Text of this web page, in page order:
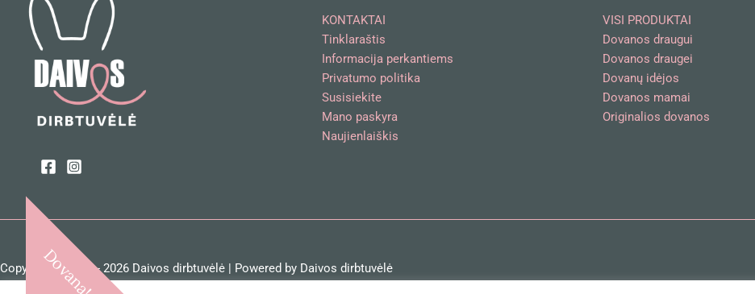
KONTAKTAI
Tinklaraštis
Informacija perkantiems
Privatumo politika
Susisiekite
Mano paskyra
Naujienlaiškis
VISI PRODUKTAI
Dovanos draugui
Dovanos draugei
Dovanų idėjos
Dovanos mamai
Originalios dovanos
Copyright © 2018 - 2026 Daivos dirbtuvėlė | Powered by Daivos dirbtuvėlė
Dovana!